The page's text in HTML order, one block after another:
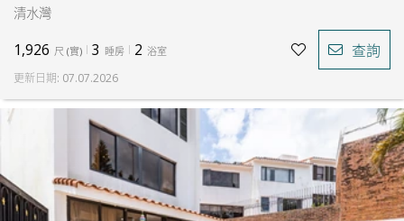
清水灣
1,926 尺 (實) 3 睡房 2 浴室 查詢
更新日期: 07.07.2026